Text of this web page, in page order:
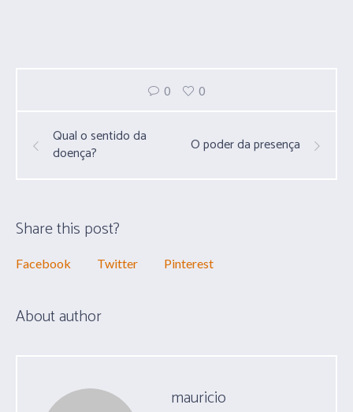
0 0
Qual o sentido da
doença?
O poder da presença
Share this post?
Facebook Twitter Pinterest
About author
mauricio